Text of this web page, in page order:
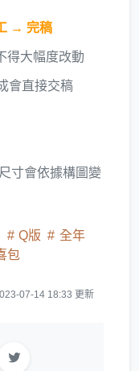
→ 完稿
得大幅度改動
會直接交稿
寸會依據構圖變
Q版
全年
包
07-14 18:33 更新